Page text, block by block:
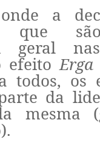
onde a
que
geral
efeito
todos, os
da
mesma